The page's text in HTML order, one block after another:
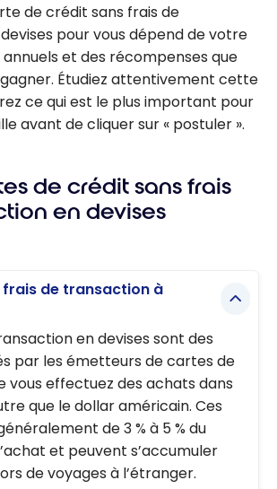
de crédit sans frais de
pour vous dépend de votre
et des récompenses que
Étudiez attentivement cette
ce qui est le plus important pour
avant de cliquer sur « postuler ».
de crédit sans frais
en devises
frais de transaction à
en devises sont des
par les émetteurs de cartes de
vous effectuez des achats dans
que le dollar américain. Ces
de 3 % à 5 % du
et peuvent s’accumuler
de voyages à l’étranger.